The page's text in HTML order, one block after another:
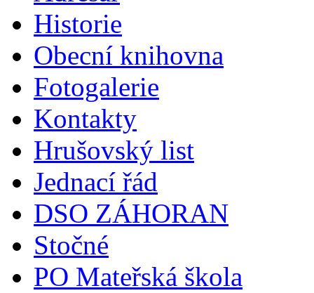
Historie
Obecní knihovna
Fotogalerie
Kontakty
Hrušovský list
Jednací řád
DSO ZÁHORAN
Stočné
PO Mateřská škola